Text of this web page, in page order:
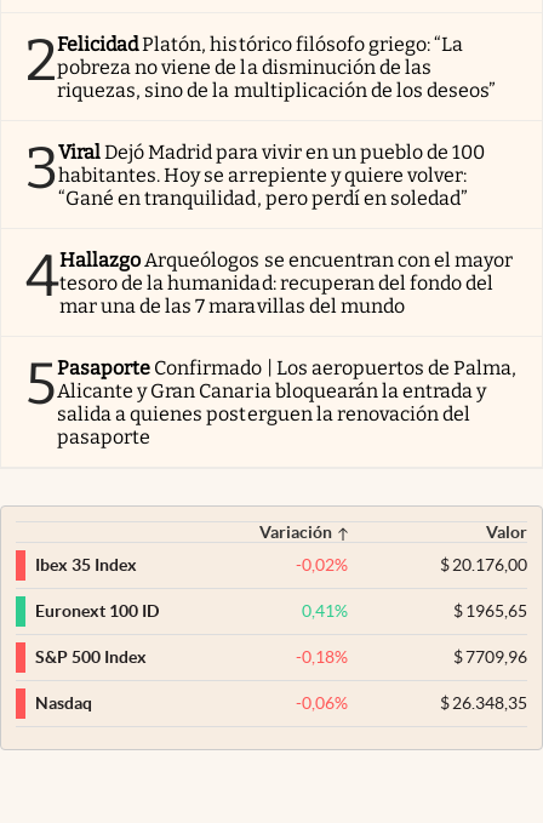
2FelicidadPlatón, histórico filósofo griego: “La
pobreza no viene de la disminución de las
riquezas, sino de la multiplicación de los deseos”
3ViralDejó Madrid para vivir en un pueblo de 100
habitantes. Hoy se arrepiente y quiere volver:
“Gané en tranquilidad, pero perdí en soledad”
4Hallazgo Arqueólogos se encuentran con el mayor
tesoro de la humanidad: recuperan del fondo del
mar una de las 7 maravillas del mundo
5Pasaporte Confirmado | Los aeropuertos de Palma,
Alicante y Gran Canaria bloquearán la entrada y
salida a quienes posterguen la renovación del
pasaporte
Variación
Valor
Ibex 35 Index
-0,02% $20.176,00
Euronext 100 ID 0,41% $1965,65
S&P 500 Index -0,18% $7709,96
Nasdaq -0,06% $26.348,35